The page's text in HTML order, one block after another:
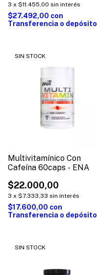
3 x $11.455,00 sin interés
$27.492,00 con
Transferencia o depósito
SIN STOCK
Multivitamínico Con
Cafeína 60caps - ENA
$22.000,00
3 x $7.333,33 sin interés
$17.600,00 con
Transferencia o depósito
SIN STOCK